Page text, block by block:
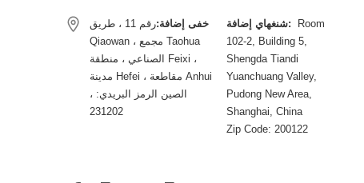
خفى إضافة:
رقم 11 ، طريق
Qiaowan ، مجمع Taohua
الصناعي ، منطقة Feixi ،
مدينة Hefei ، مقاطعة Anhui
، الصين الرمز البريدي:
231202
شنغهاي إضافة:
Room
102-2, Building 5,
Shengda Tiandi
Yuanchuang Valley,
Pudong New Area,
Shanghai, China
Zip Code: 200122